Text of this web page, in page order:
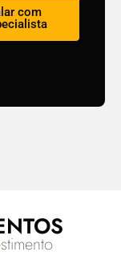
com